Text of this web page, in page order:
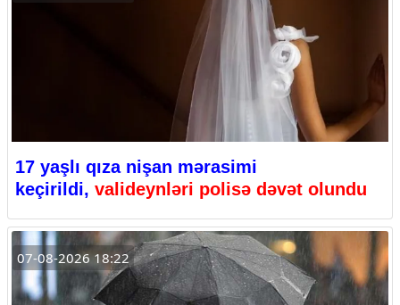
17 yaşlı qıza nişan mərasimi
keçirildi, valideynləri polisə dəvət olundu
07-08-2026 18:22